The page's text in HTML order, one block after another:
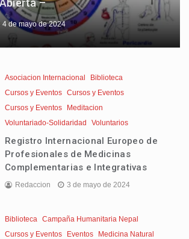
–
4 de mayo de 2024
Asociacion Internacional
Biblioteca
Cursos y Eventos Cursos y Eventos
Cursos y Eventos
Meditacion
Voluntariado-Solidaridad
Voluntarios
Registro Internacional Europeo de
Profesionales de Medicinas
Complementarias e Integrativas
Redaccion 3 de mayo de 2024
Biblioteca Campaña Humanitaria Nepal
Cursos y Eventos
Eventos Medicina Natural